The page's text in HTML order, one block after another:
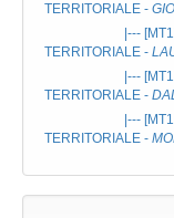
TERRITORIALE -
|---
TERRITORIALE -
|---
TERRITORIALE -
|---
TERRITORIALE -